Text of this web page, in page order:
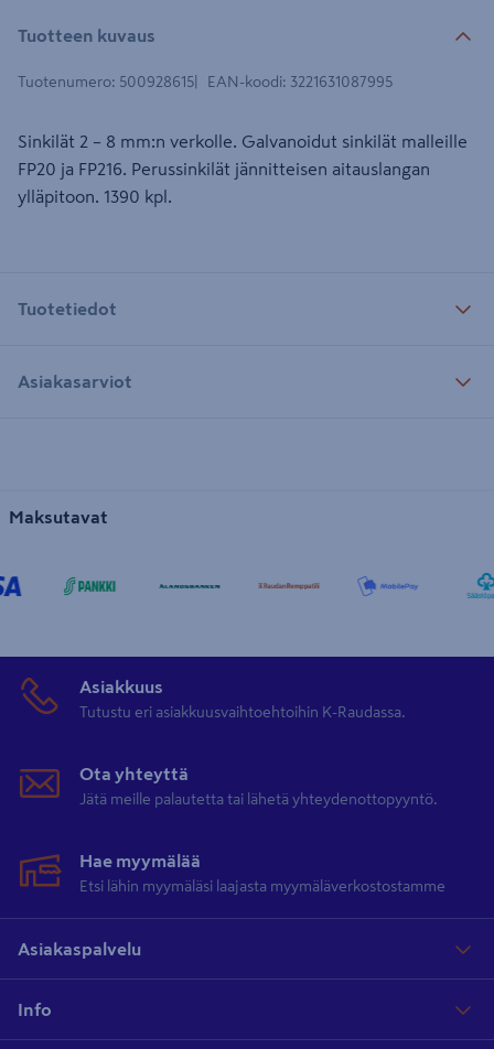
Tuotteen kuvaus
Tuotenumero: 500928615 EAN-koodi: 3221631087995
Sinkilät 2 – 8 mm:n verkolle. Galvanoidut sinkilät malleille
FP20 ja FP216. Perussinkilät jännitteisen aitauslangan
ylläpitoon. 1390 kpl.
Tuotetiedot
Asiakasarviot
Maksutavat
Asiakkuus
Tutustu eri asiakkuusvaihtoehtoihin K-Raudassa.
Ota yhteyttä
Jätä meille palautetta tai lähetä yhteydenottopyyntö.
Hae myymälää
Etsi lähin myymäläsi laajasta myymäläverkostostamme
Asiakaspalvelu
Info